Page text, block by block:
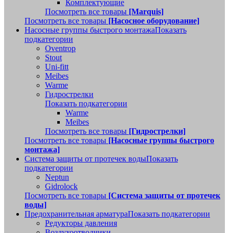
Комплектующие
Посмотреть все товары [Marquis]
Посмотреть все товары [Насосное оборудование]
Насосные группы быстрого монтажаПоказать
подкатегории
Oventrop
Stout
Uni-fitt
Meibes
Warme
Гидрострелки
Показать подкатегории
Warme
Meibes
Посмотреть все товары [Гидрострелки]
Посмотреть все товары [Насосные группы быстрого
монтажа]
Система защиты от протечек водыПоказать
подкатегории
Neptun
Gidrolock
Посмотреть все товары [Система защиты от протечек
воды]
Предохранительная арматураПоказать подкатегории
Редукторы давления